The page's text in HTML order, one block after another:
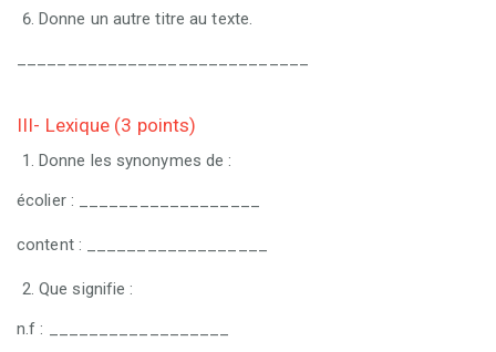
Donne un autre titre au texte.
III- Lexique (3 points)
Donne les synonymes de :
écolier : __________________
content : __________________
Que signifie :
n.f : __________________